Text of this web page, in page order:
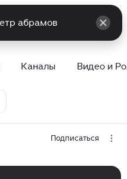
Каналы Видео и
Подписаться